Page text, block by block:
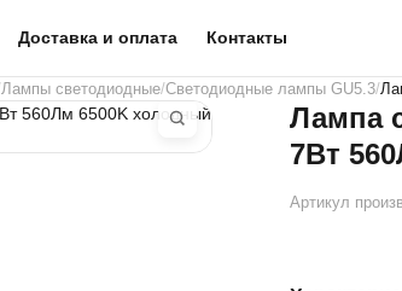
Доставка и оплата Контакты
Лампы светодиодные Светодиодные лампы GU5.3
Лампа
7Вт
Артикул